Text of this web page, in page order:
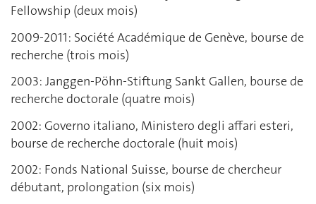
Fellowship (deux mois)
2009-2011: Société Académique de Genève, bourse de
recherche (trois mois)
2003: Janggen-Pöhn-Stiftung Sankt Gallen, bourse de
recherche doctorale (quatre mois)
2002: Governo italiano, Ministero degli affari esteri,
bourse de recherche doctorale (huit mois)
2002: Fonds National Suisse, bourse de chercheur
débutant, prolongation (six mois)